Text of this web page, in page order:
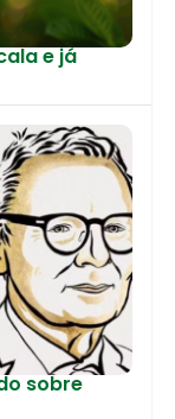
e já
sobre